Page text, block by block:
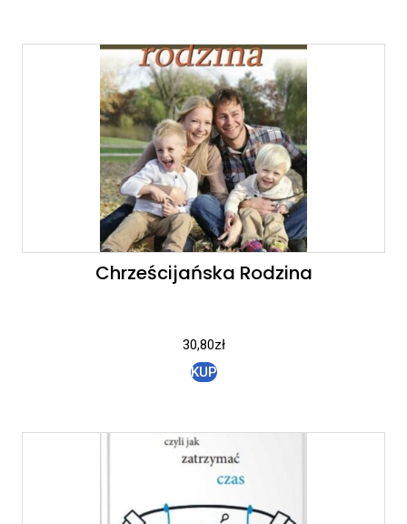
Chrześcijańska Rodzina
30,80zł
KUP